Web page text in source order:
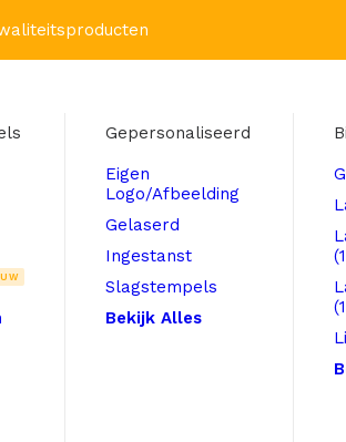
Gepersonaliseerd
Eigen
Logo/Afbeelding
Gelaserd
Ingestanst
Slagstempels
Bekijk Alles